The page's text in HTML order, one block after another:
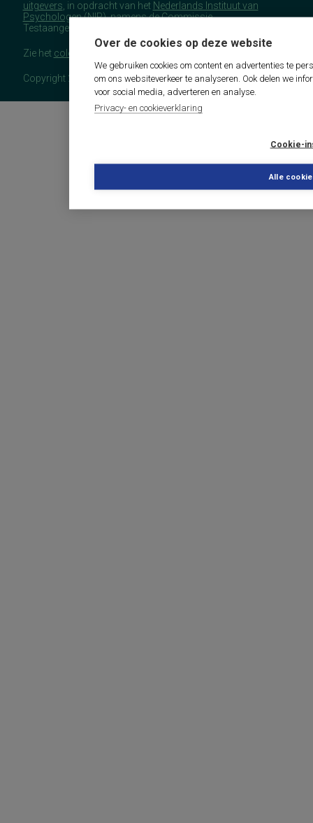
Over de cookies op deze website
We gebruiken cookies om content en advertenties te
om ons websiteverkeer te analyseren. Ook delen we
voor social media, adverteren en analyse.
Privacy- en cookieverklaring
Cookie-
Alle
uitgevers , in opdracht van het Nederlands Instituut van
Psychologen(NIP), namens de Commissie
Testaangelegenheden Nederland (COTAN).
Zie het colofon voor meer (copyright)informatie.
Copyright 2026 - COTAN Documentatie